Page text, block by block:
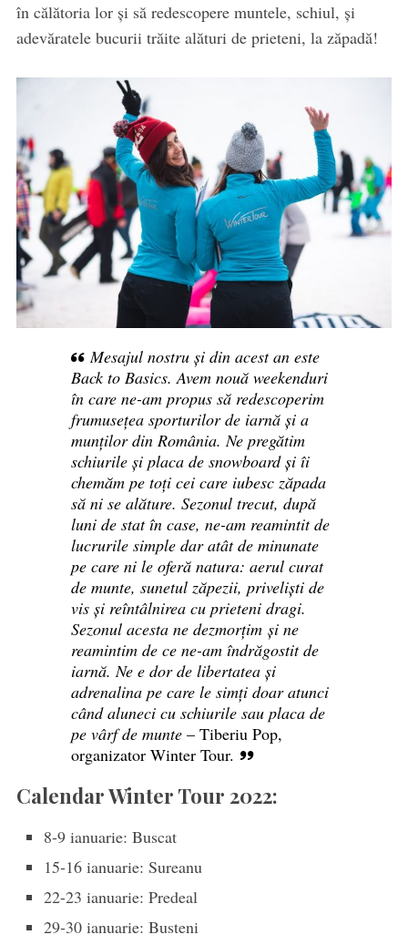
în călătoria lor și să redescopere muntele, schiul, și
adevăratele bucurii trăite alături de prieteni, la zăpadă!
Mesajul nostru și din acest an este
Back to Basics. Avem nouă weekenduri
în care ne-am propus să redescoperim
frumusețea sporturilor de iarnă și a
munților din România. Ne pregătim
schiurile și placa de snowboard și îi
chemăm pe toți cei care iubesc zăpada
să ni se alăture. Sezonul trecut, după
luni de stat în case, ne-am reamintit de
lucrurile simple dar atât de minunate
pe care ni le oferă natura: aerul curat
de munte, sunetul zăpezii, priveliști de
vis și reîntâlnirea cu prieteni dragi.
Sezonul acesta ne dezmorțim și ne
reamintim de ce ne-am îndrăgostit de
iarnă. Ne e dor de libertatea și
adrenalina pe care le simți doar atunci
când aluneci cu schiurile sau placa de
pe vârf de munte– Tiberiu Pop,
organizator Winter Tour.
Calendar Winter Tour 2022:
8-9 ianuarie: Buscat
15-16 ianuarie: Sureanu
22-23 ianuarie: Predeal
29-30 ianuarie: Busteni